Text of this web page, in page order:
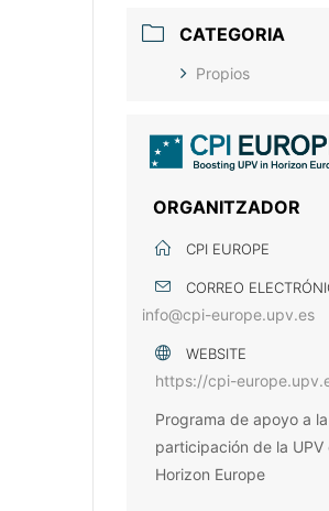
CATEGORIA
Propios
ORGANITZADOR
CPI EUROPE
CORREO
info@cpi-europe.upv.es
WEBSITE
https://cpi-
Programa de apoyo a la
participación de la UPV
Horizon Europe